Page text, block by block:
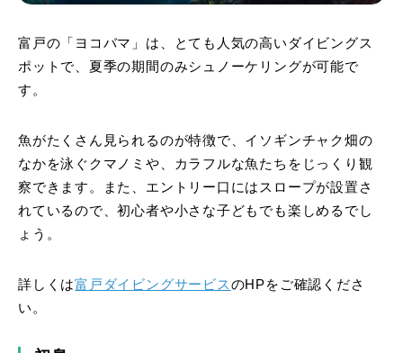
富戸の「ヨコバマ」は、とても人気の高いダイビングス
ポットで、夏季の期間のみシュノーケリングが可能で
す。
魚がたくさん見られるのが特徴で、イソギンチャク畑の
なかを泳ぐクマノミや、カラフルな魚たちをじっくり観
察できます。また、エントリー口にはスロープが設置さ
れているので、初心者や小さな子どもでも楽しめるでし
ょう。
詳しくは富戸ダイビングサービスのHPをご確認くださ
い。